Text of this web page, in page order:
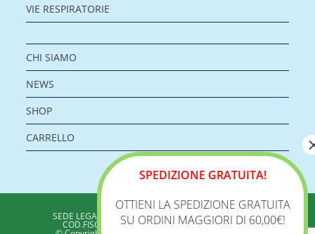
VIE RESPIRATORIE
CHI SIAMO
NEWS
SHOP
CARRELLO
BIOLOGICA S.R.L.
SEDE LEGALE: VIA DELLA ZECCA 1 – 40100 BOLOGNA
COD.FISC./P.IVA: 04198960371 - REA: BO 353313
SPEDIZIONE GRATUITA!
OTTIENI LA SPEDIZIONE GRATUITA
SU ORDINI MAGGIORI DI 60,00€!